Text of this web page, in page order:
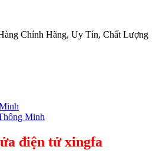
Chính Hãng, Uy Tín, Chất Lượng
Minh
điện tử xingfa